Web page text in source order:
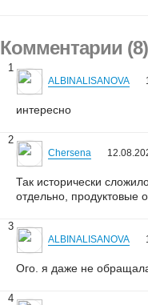
Комментарии (8)
1
ALBINALISANOVA
интересно
2
Chersena
Так исторически
отдельно, продуктовые
3
ALBINALISANOVA
Ого. я даже не
4